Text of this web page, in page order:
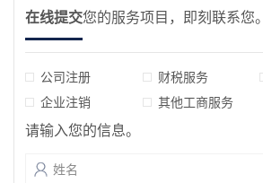
在线提交您的服务项目，即刻联系您。
公司注册 财税服务
企业注销
其他工商服务
请输入您的信息。